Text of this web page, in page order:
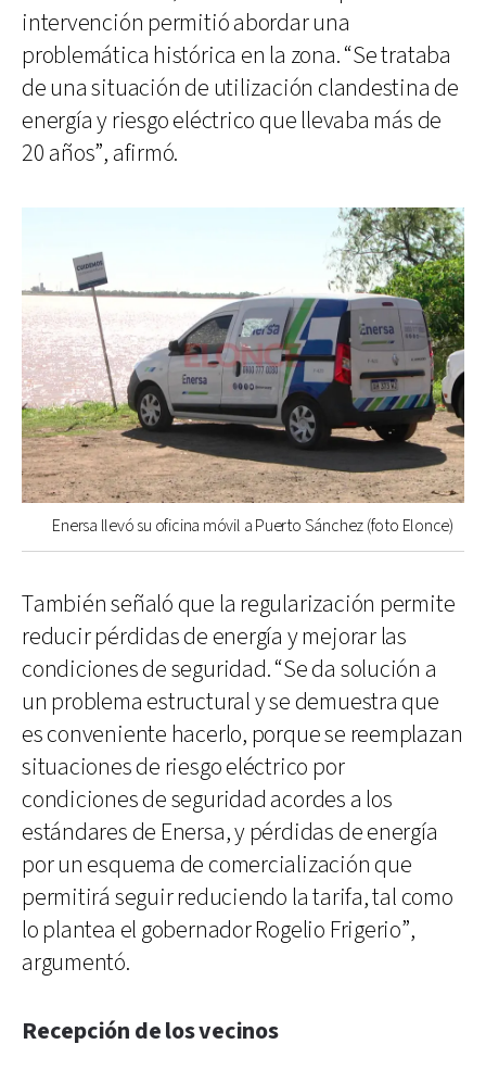
intervención permitió abordar una
problemática histórica en la zona. “Se trataba
de una situación de utilización clandestina de
energía y riesgo eléctrico que llevaba más de
20 años”, afirmó.
Enersa llevó su oficina móvil a Puerto Sánchez (foto Elonce)
También señaló que la regularización permite
reducir pérdidas de energía y mejorar las
condiciones de seguridad. “Se da solución a
un problema estructural y se demuestra que
es conveniente hacerlo, porque se reemplazan
situaciones de riesgo eléctrico por
condiciones de seguridad acordes a los
estándares de Enersa, y pérdidas de energía
por un esquema de comercialización que
permitirá seguir reduciendo la tarifa, tal como
lo plantea el gobernador Rogelio Frigerio”,
argumentó.
Recepción de los vecinos